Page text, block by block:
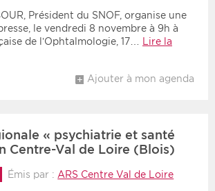
Président du SNOF, organise une
le vendredi 8 novembre à 9h à
de l’Ophtalmologie, 17…
Lire la
Ajouter à mon agenda
« psychiatrie et santé
Centre-Val de Loire (Blois)
Émis par : ARS Centre Val de Loire